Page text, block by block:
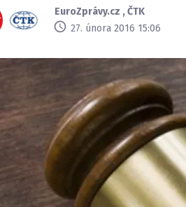
EuroZprávy.cz ,ČTK
27. února 2016 15:06